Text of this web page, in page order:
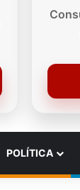
POLÍTICA